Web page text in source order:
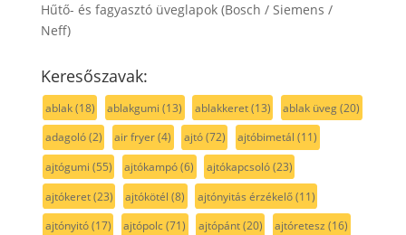
Hűtő- és fagyasztó üveglapok (Bosch / Siemens /
Neff)
Keresőszavak:
ablak(18) ablakgumi (13) ablakkeret(13) ablak üveg(20)
adagoló(2) air fryer(4) ajtó(72) ajtóbimetál (11)
ajtógumi (55) ajtókampó(6) ajtókapcsoló(23)
ajtókeret(23) ajtókötél (8) ajtónyitás érzékelő(11)
ajtónyitó(17) ajtópolc(71) ajtópánt(20) ajtóretesz (16)